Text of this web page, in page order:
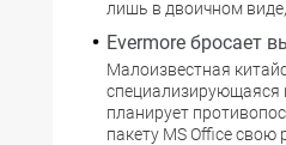
лишь в двоичном виде,
Evermore бросает
Малоизвестная
специализирующаяся
планирует
пакету MS Office свою